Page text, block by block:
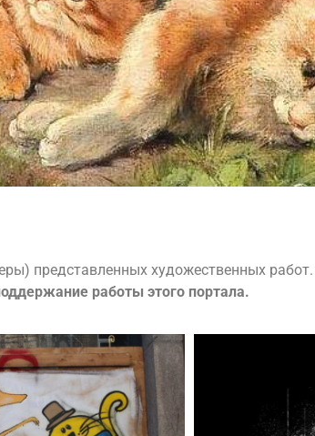
представленных художественных
работы этого портала.